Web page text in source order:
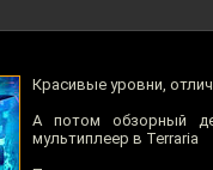
Красивые уровни,
А потом обзорный
мультиплеер в Terraria